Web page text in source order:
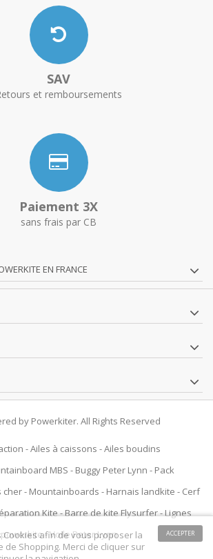
SAV
et remboursements
Paiement 3X
sans frais par CB
EN FRANCE
by Powerkiter. All Rights Reserved
-Ailes à caissons -Ailes boudins
MBS - Buggy Peter Lynn - Pack
cher- Mountainboards - Harnais landkite - Cerf
Kite-Barre de kite Flysurfer-Lignes
powerkite-Voile Peter Lynn ACCEPTER
Cookies afin de vous proposer la
de Shopping. Merci de cliquer sur